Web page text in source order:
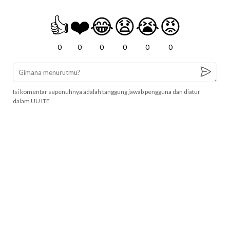
👍
0
❤️
0
😂
0
😧
0
😭
0
😡
0
Isi komentar sepenuhnya adalah tanggung jawab pengguna dan diatur
dalam UU ITE